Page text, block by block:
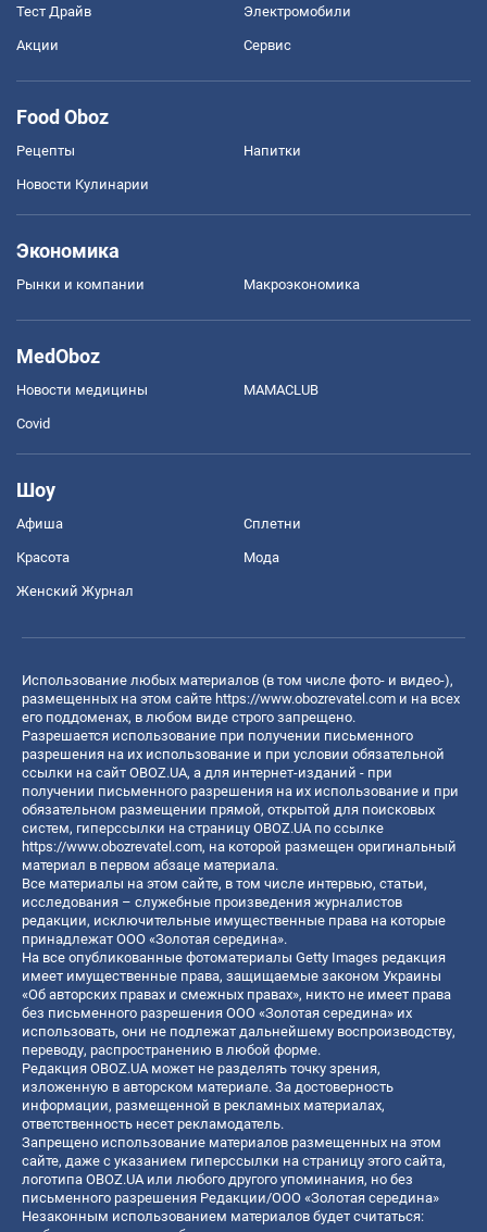
Тест Драйв Электромобили
Акции Сервис
Food Oboz
Рецепты Напитки
Новости Кулинарии
Экономика
Рынки и компании Mакроэкономика
MedOboz
Новости медицины MAMACLUB
Covid
Шоу
Афиша Сплетни
Красота Мода
Женский Журнал
Использование любых материалов (в том числе фото- и видео-),
размещенных на этом сайте https://www.obozrevatel.com и на всех
его поддоменах, в любом виде строго запрещено.
Разрешается использование при получении письменного
разрешения на их использование и при условии обязательной
ссылки на сайт OBOZ.UA, а для интернет-изданий - при
получении письменного разрешения на их использование и при
обязательном размещении прямой, открытой для поисковых
систем, гиперссылки на страницу OBOZ.UA по ссылке
https://www.obozrevatel.com, на которой размещен оригинальный
материал в первом абзаце материала.
Все материалы на этом сайте, в том числе интервью, статьи,
исследования – служебные произведения журналистов
редакции, исключительные имущественные права на которые
принадлежат ООО «Золотая середина».
На все опубликованные фотоматериалы Getty Images редакция
имеет имущественные права, защищаемые законом Украины
«Об авторских правах и смежных правах», никто не имеет права
без письменного разрешения ООО «Золотая середина» их
использовать, они не подлежат дальнейшему воспроизводству,
переводу, распространению в любой форме.
Редакция OBOZ.UA может не разделять точку зрения,
изложенную в авторском материале. За достоверность
информации, размещенной в рекламных материалах,
ответственность несет рекламодатель.
Запрещено использование материалов размещенных на этом
сайте, даже с указанием гиперссылки на страницу этого сайта,
логотипа OBOZ.UA или любого другого упоминания, но без
письменного разрешения Редакции/ООО «Золотая середина»
Незаконным использованием материалов будет считаться: